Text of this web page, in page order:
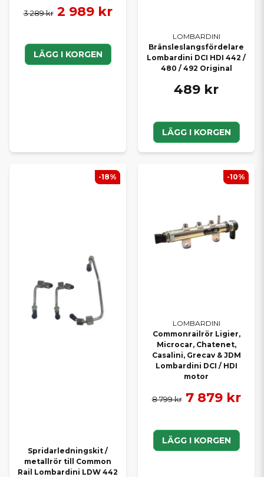
3 289 kr 2 989 kr
LÄGG I KORGEN
LOMBARDINI
Bränsleslangsfördelare
Lombardini DCI HDI 442 /
480 / 492 Original
489 kr
LÄGG I KORGEN
Spridarledningskit /
metallrör till Common
Rail Lombardini LDW 442
-18%
LOMBARDINI
Commonrailrör Ligier,
Microcar, Chatenet,
Casalini, Grecav & JDM
Lombardini DCI / HDI
motor
8 799 kr 7 879 kr
LÄGG I KORGEN
-10%